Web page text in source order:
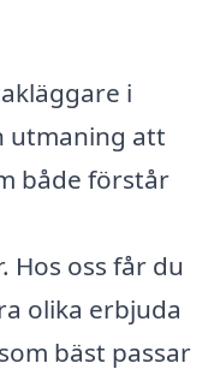
i
utmaning att
både förstår
oss får du
olika erbjuda
bäst passar